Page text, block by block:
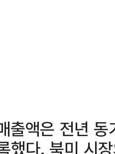
출액은 전년
다. 북미 시